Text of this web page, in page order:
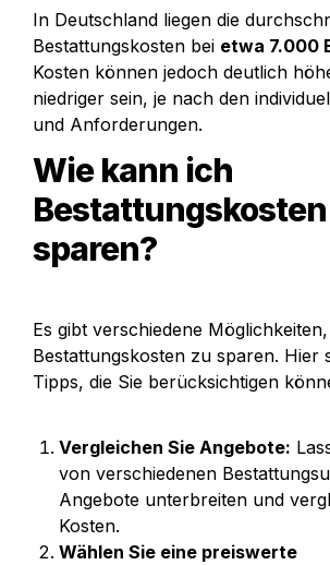
In Deutschland liegen die
Bestattungskosten bei etwa 7.000
Kosten können jedoch deutlich
niedriger sein, je nach den
und Anforderungen.
Bestattungskosten
sparen?
Es gibt verschiedene
Bestattungskosten zu sparen. Hier
Tipps, die Sie berücksichtigen
Vergleichen Sie Angebote:
von verschiedenen
Angebote unterbreiten und
Kosten.
Wählen Sie eine preiswerte